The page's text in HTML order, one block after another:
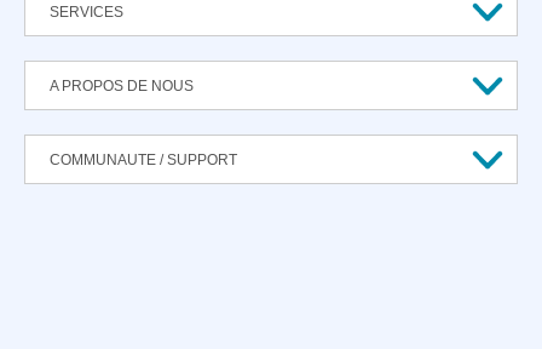
SERVICES
A PROPOS DE NOUS
COMMUNAUTE / SUPPORT